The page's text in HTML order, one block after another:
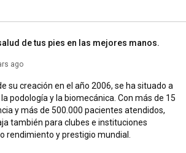
de tus pies en las mejores manos.
ago
su creación en el año 2006, se ha situado a
podología y la biomecánica. Con más de 15
y más de 500.000 pacientes atendidos,
también para clubes e instituciones
rendimiento y prestigio mundial.